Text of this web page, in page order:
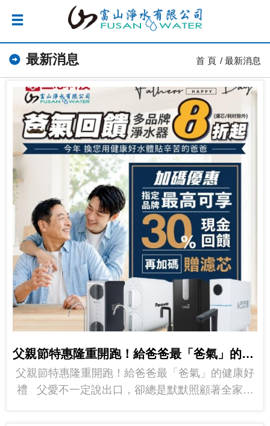
最新消息 首 頁 最新消息
父親節特惠隆重開跑！給爸爸最「爸氣」的健康好禮
父親節特惠隆重開跑！給爸爸最「爸氣」的健康好
禮 父愛不一定說出口，卻總是默默照顧著全家。